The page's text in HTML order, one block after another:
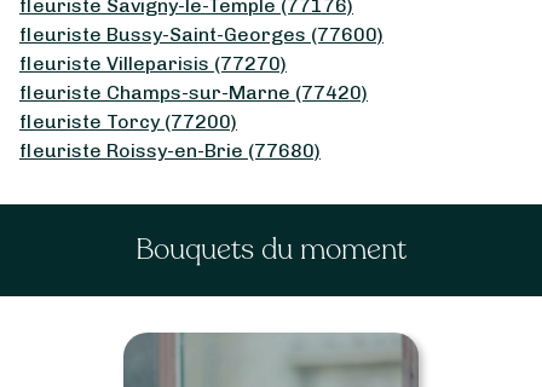
fleuriste Savigny-le-Temple (77176)
fleuriste Bussy-Saint-Georges (77600)
fleuriste Villeparisis (77270)
fleuriste Champs-sur-Marne (77420)
fleuriste Torcy (77200)
fleuriste Roissy-en-Brie (77680)
Bouquets du moment